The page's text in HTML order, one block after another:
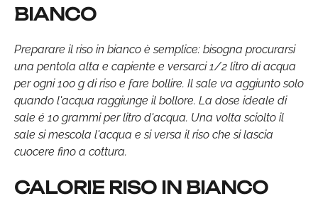
BIANCO
Preparare il riso in bianco è semplice: bisogna procurarsi
una pentola alta e capiente e versarci 1/2 litro di acqua
per ogni 100 g di riso e fare bollire. Il sale va aggiunto solo
quando l'acqua raggiunge il bollore. La dose ideale di
sale é 10 grammi per litro d'acqua. Una volta sciolto il
sale si mescola l'acqua e si versa il riso che si lascia
cuocere fino a cottura.
CALORIE RISO IN BIANCO